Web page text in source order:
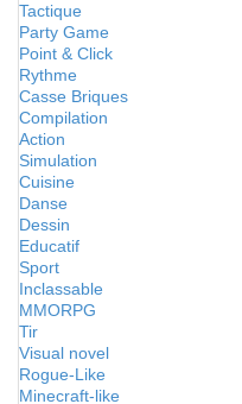
Tactique
Party Game
Point & Click
Rythme
Casse Briques
Compilation
Action
Simulation
Cuisine
Danse
Dessin
Educatif
Sport
Inclassable
MMORPG
Tir
Visual novel
Rogue-Like
Minecraft-like